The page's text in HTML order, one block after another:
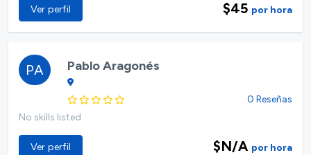
Ver perfil $45 por hora
PA Pablo Aragonés
0 Reseñas
No skills listed
Ver perfil $N/A por hora